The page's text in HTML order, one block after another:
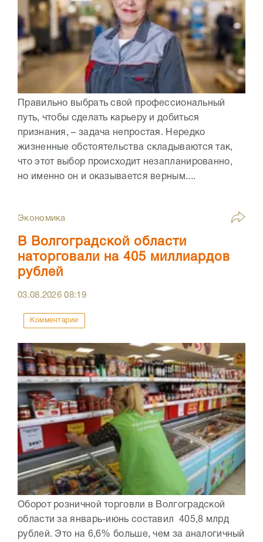
Правильно выбрать свой профессиональный
путь, чтобы сделать карьеру и добиться
признания, – задача непростая. Нередко
жизненные обстоятельства складываются так,
что этот выбор происходит незапланированно,
но именно он и оказывается верным....
Экономика
В Волгоградской области
наторговали на 405 миллиардов
рублей
03.08.202608:19
Комментарии
Оборот розничной торговли в Волгоградской
области за январь-июнь составил 405,8 млрд
рублей. Это на 6,6% больше, чем за аналогичный